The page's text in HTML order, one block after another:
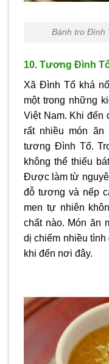
Bánh tro Đình
10. Tương Đình
Xã Đình Tổ khá
một trong những
Việt Nam. Khi đến
rất nhiều món
tương Đình Tổ.
không thể thiếu
Được làm từ
đỗ tương và nếp
men tự nhiên
chất nào. Món ăn
dị chiếm nhiều
khi đến nơi đây.